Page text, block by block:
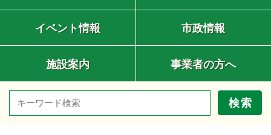
イベント情報 市政情報
施設案内 事業者の方へ
検索